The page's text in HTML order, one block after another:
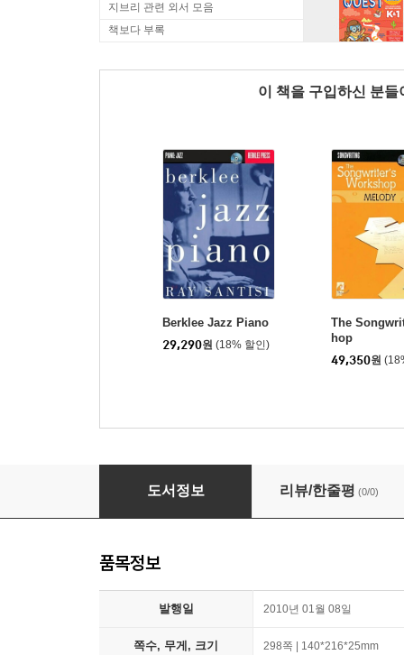
지브리 관련 외서 모음
책보다 부록
이 책을 구입하신 분
Berklee Jazz Piano
29,290원 (18% 할인)
The
hop
49,350원
Writing Better Lyrics
도서정보 리뷰/한줄평 (0/0)
품목정보
발행일 2010년 01월 08일
쪽수, 무게, 크기 298쪽 | 140*216*25mm